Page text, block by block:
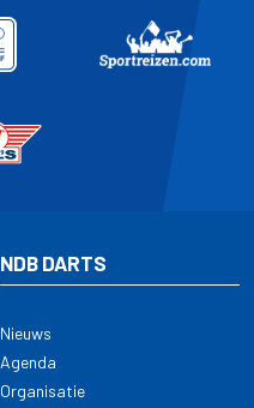
NDB DARTS
Nieuws
Agenda
Organisatie